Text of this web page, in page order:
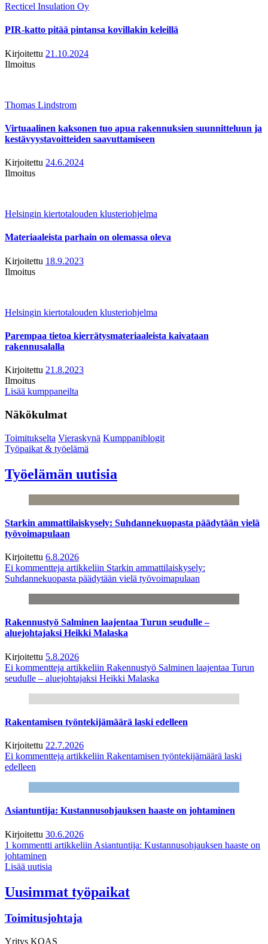
Recticel Insulation Oy
PIR-katto pitää pintansa kovillakin keleillä
Kirjoitettu 21.10.2024
Ilmoitus
Thomas Lindstrom
Virtuaalinen kaksonen tuo apua rakennuksien suunnitteluun ja
kestävyystavoitteiden saavuttamiseen
Kirjoitettu 24.6.2024
Ilmoitus
Helsingin kiertotalouden klusteriohjelma
Materiaaleista parhain on olemassa oleva
Kirjoitettu 18.9.2023
Ilmoitus
Helsingin kiertotalouden klusteriohjelma
Parempaa tietoa kierrätysmateriaaleista kaivataan
rakennusalalla
Kirjoitettu 21.8.2023
Ilmoitus
Lisää kumppaneilta
Näkökulmat
Toimitukselta Vieraskynä Kumppaniblogit
Työpaikat & työelämä
Työelämän uutisia
Starkin ammattilaiskysely: Suhdannekuopasta päädytään vielä
työvoimapulaan
Kirjoitettu 6.8.2026
Ei kommentteja artikkeliin Starkin ammattilaiskysely:
Suhdannekuopasta päädytään vielä työvoimapulaan
Rakennustyö Salminen laajentaa Turun seudulle –
aluejohtajaksi Heikki Malaska
Kirjoitettu 5.8.2026
Ei kommentteja artikkeliin Rakennustyö Salminen laajentaa Turun
seudulle – aluejohtajaksi Heikki Malaska
Rakentamisen työntekijämäärä laski edelleen
Kirjoitettu 22.7.2026
Ei kommentteja artikkeliin Rakentamisen työntekijämäärä laski
edelleen
Asiantuntija: Kustannusohjauksen haaste on johtaminen
Kirjoitettu 30.6.2026
1 kommentti artikkeliin Asiantuntija: Kustannusohjauksen haaste on
johtaminen
Lisää uutisia
Uusimmat työpaikat
Toimitusjohtaja
Yritys KOAS